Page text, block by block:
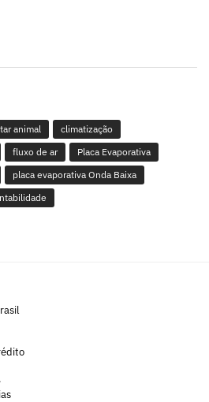
animal
climatização
fluxo de ar
Placa Evaporativa
placa evaporativa Onda Baixa